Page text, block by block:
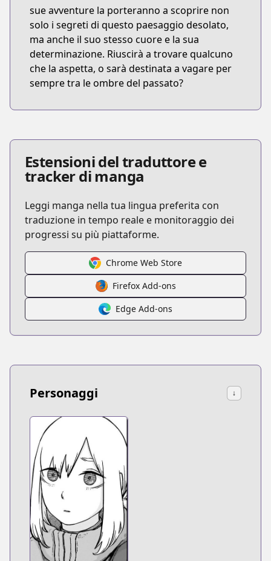
sue avventure la porteranno a scoprire non
solo i segreti di questo paesaggio desolato,
ma anche il suo stesso cuore e la sua
determinazione. Riuscirà a trovare qualcuno
che la aspetta, o sarà destinata a vagare per
sempre tra le ombre del passato?
Estensioni del traduttore e
tracker di manga
Leggi manga nella tua lingua preferita con
traduzione in tempo reale e monitoraggio dei
progressi su più piattaforme.
Chrome Web Store
Firefox Add-ons
Edge Add-ons
Personaggi ↓